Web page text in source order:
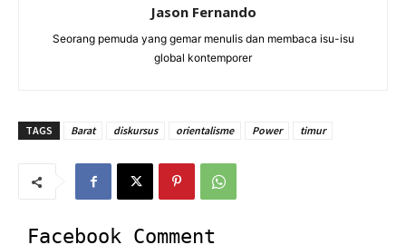
Jason Fernando
Seorang pemuda yang gemar menulis dan membaca isu-isu
global kontemporer
TAGS Barat diskursus orientalisme Power timur
Facebook Comment